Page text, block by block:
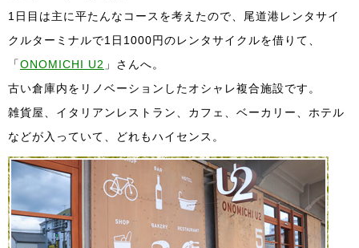
1日目は主に平たんなコースを考えたので、尾道港レンタサイ
クルターミナルで1日1000円のレンタサイクルを借りて、
「ONOMICHI U2 」さんへ。
古い倉庫内をリノベーションしたオシャレ複合施設です。
雑貨屋、イタリアンレストラン、カフェ、ベーカリー、ホテル
などが入っていて、どれもハイセンス。